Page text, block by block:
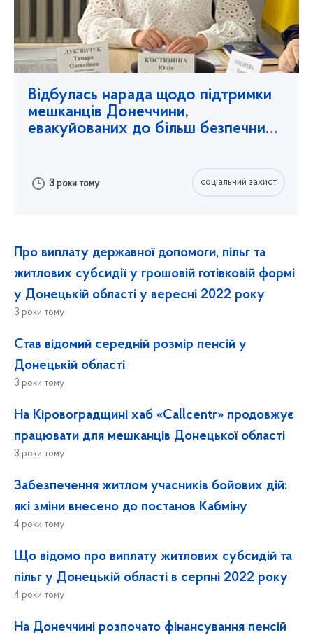
Відбулась нарада щодо підтримки
мешканців Донеччини,
евакуйованих до більш безпечних
3 роки тому соціальний захист
Про виплату державної допомоги, пільг та
житлових субсидії у грошовій готівковій формі
у Донецькій області у вересні 2022 року
3 роки тому
Став відомий середній розмір пенсій у
Донецькій області
3 роки тому
На Кіровоградщині хаб «Callcentr» продовжує
працювати для мешканців Донецької області
3 роки тому
Забезпечення житлом учасників бойових дій:
які зміни внесено до постанов Кабміну
4 роки тому
Що відомо про виплату житлових субсидій та
пільг у Донецькій області в серпні 2022 року
4 роки тому
На Донеччині розпочато фінансування пенсій